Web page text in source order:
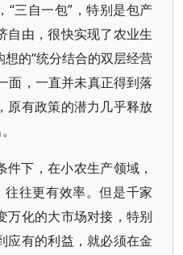
“三自一包”，特别是包产
自由，很快实现了农业生
的“统分结合的双层经营
面，一直并未真正得到落
原有政策的潜力几乎释放
下，在小农生产领域，
往往更有效率。但是千家
万化的大市场对接，特别
应有的利益，就必须在金